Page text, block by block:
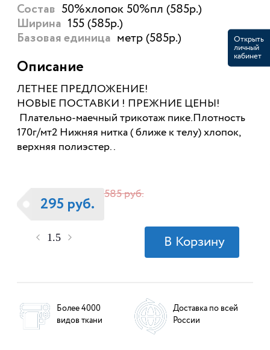
Состав 50%хлопок 50%пл (585р.)
Ширина 155 (585р.)
Базовая единица метр (585р.)
Описание
ЛЕТНЕЕ ПРЕДЛОЖЕНИЕ!
НОВЫЕ ПОСТАВКИ ! ПРЕЖНИЕ ЦЕНЫ!
Плательно-маечный трикотаж пике.Плотность
170г/мт2 Нижняя нитка ( ближе к телу) хлопок,
верхняя полиэстер..
585 руб.
295 руб.
Более 4000
видов ткани
Доставка по всей
России
Открыть
личный
кабинет